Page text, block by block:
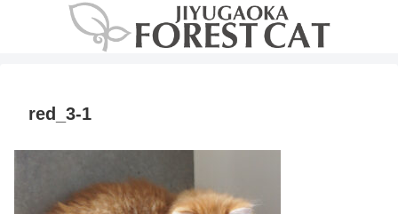
red_3-1